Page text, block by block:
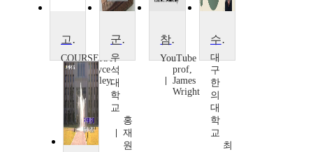
고대 이집트
COURSERA
Dr. Joyce
Tyldesley,
외 2명
군사전략론
우
석
대
학
교
홍
재
원
참전 용사와 미국 민주주의
YouTube
prof,
James
Wright
수학과 문화예술
대
구
한
의
대
학
교
최